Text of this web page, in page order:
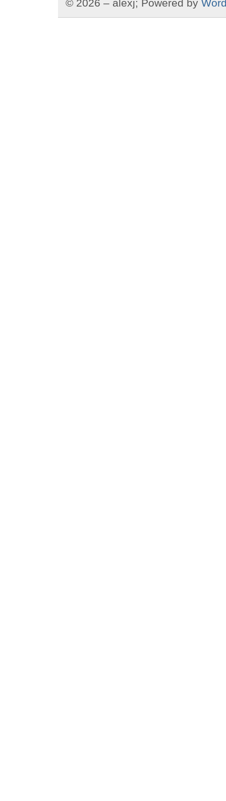
© 2026 – alexj; Powered by